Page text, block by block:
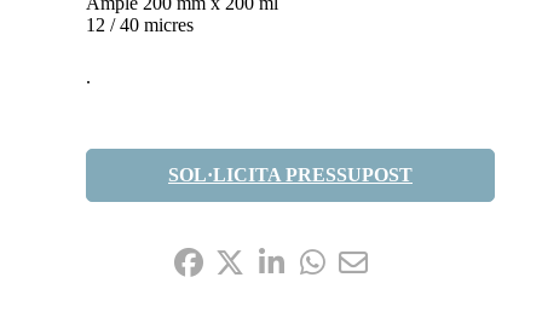
12 / 40 micres
.
SOL·LICITA PRESSUPOST